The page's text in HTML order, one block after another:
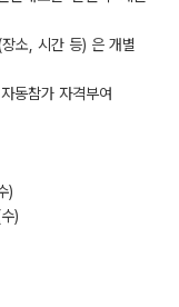
소, 시간 등) 은 개별
동참가 자격부여
)
)